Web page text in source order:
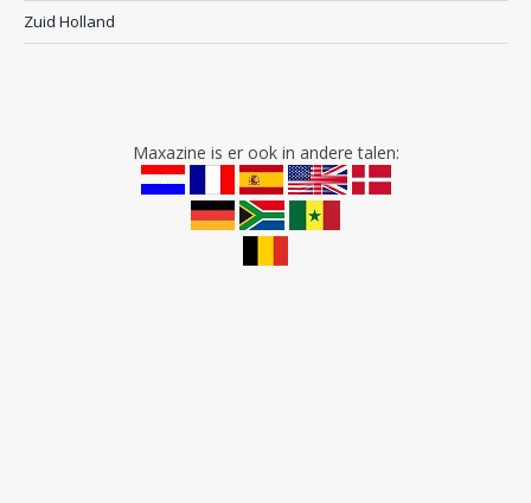
Zuid Holland
Maxazine is er ook in andere talen: